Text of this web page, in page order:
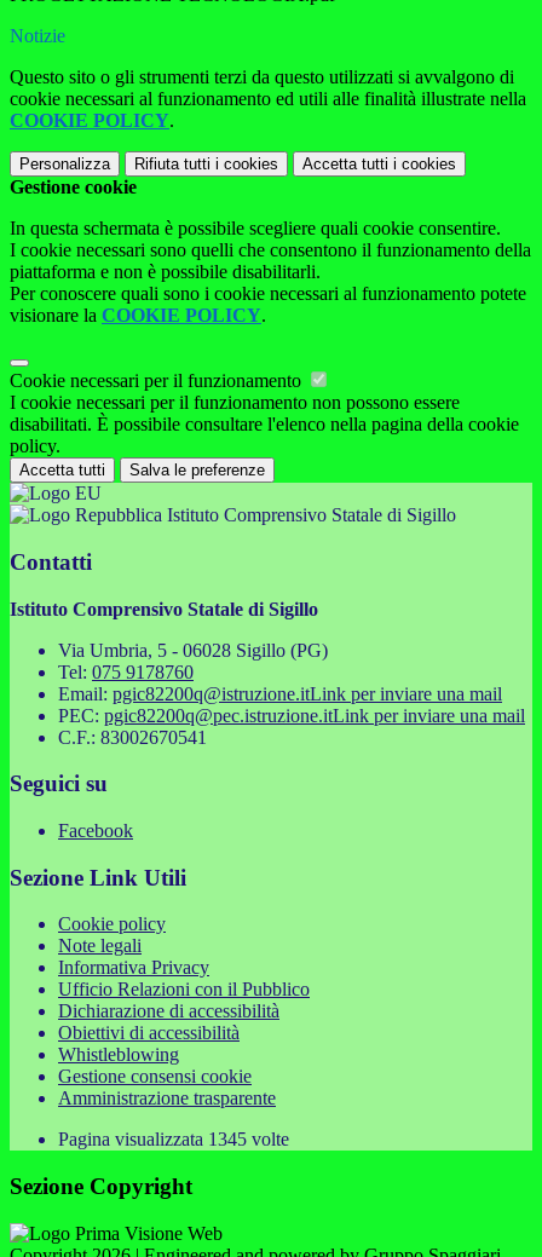
Notizie
Questo sito o gli strumenti terzi da questo utilizzati si avvalgono di
cookie necessari al funzionamento ed utili alle finalità illustrate nella
COOKIE POLICY.
Personalizza Rifiuta tutti i cookies Accetta tutti i cookies
Gestione cookie
In questa schermata è possibile scegliere quali cookie consentire.
I cookie necessari sono quelli che consentono il funzionamento della
piattaforma e non è possibile disabilitarli.
Per conoscere quali sono i cookie necessari al funzionamento potete
visionare la COOKIE POLICY.
Cookie necessari per il funzionamento
I cookie necessari per il funzionamento non possono essere
disabilitati. È possibile consultare l'elenco nella pagina della cookie
policy.
Accetta tutti Salva le preferenze
Istituto Comprensivo Statale di Sigillo
Contatti
Istituto Comprensivo Statale di Sigillo
Via Umbria, 5 - 06028 Sigillo (PG)
Tel: 075 9178760
Email: pgic82200q@istruzione.itLink per inviare una mail
PEC: pgic82200q@pec.istruzione.itLink per inviare una mail
C.F.: 83002670541
Seguici su
Facebook
Sezione Link Utili
Cookie policy
Note legali
Informativa Privacy
Ufficio Relazioni con il Pubblico
Dichiarazione di accessibilità
Obiettivi di accessibilità
Whistleblowing
Gestione consensi cookie
Amministrazione trasparente
Pagina visualizzata 1345 volte
Sezione Copyright